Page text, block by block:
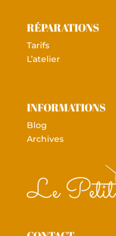
RÉPARATIONS
Tarifs
L’atelier
INFORMATIONS
Blog
Archives